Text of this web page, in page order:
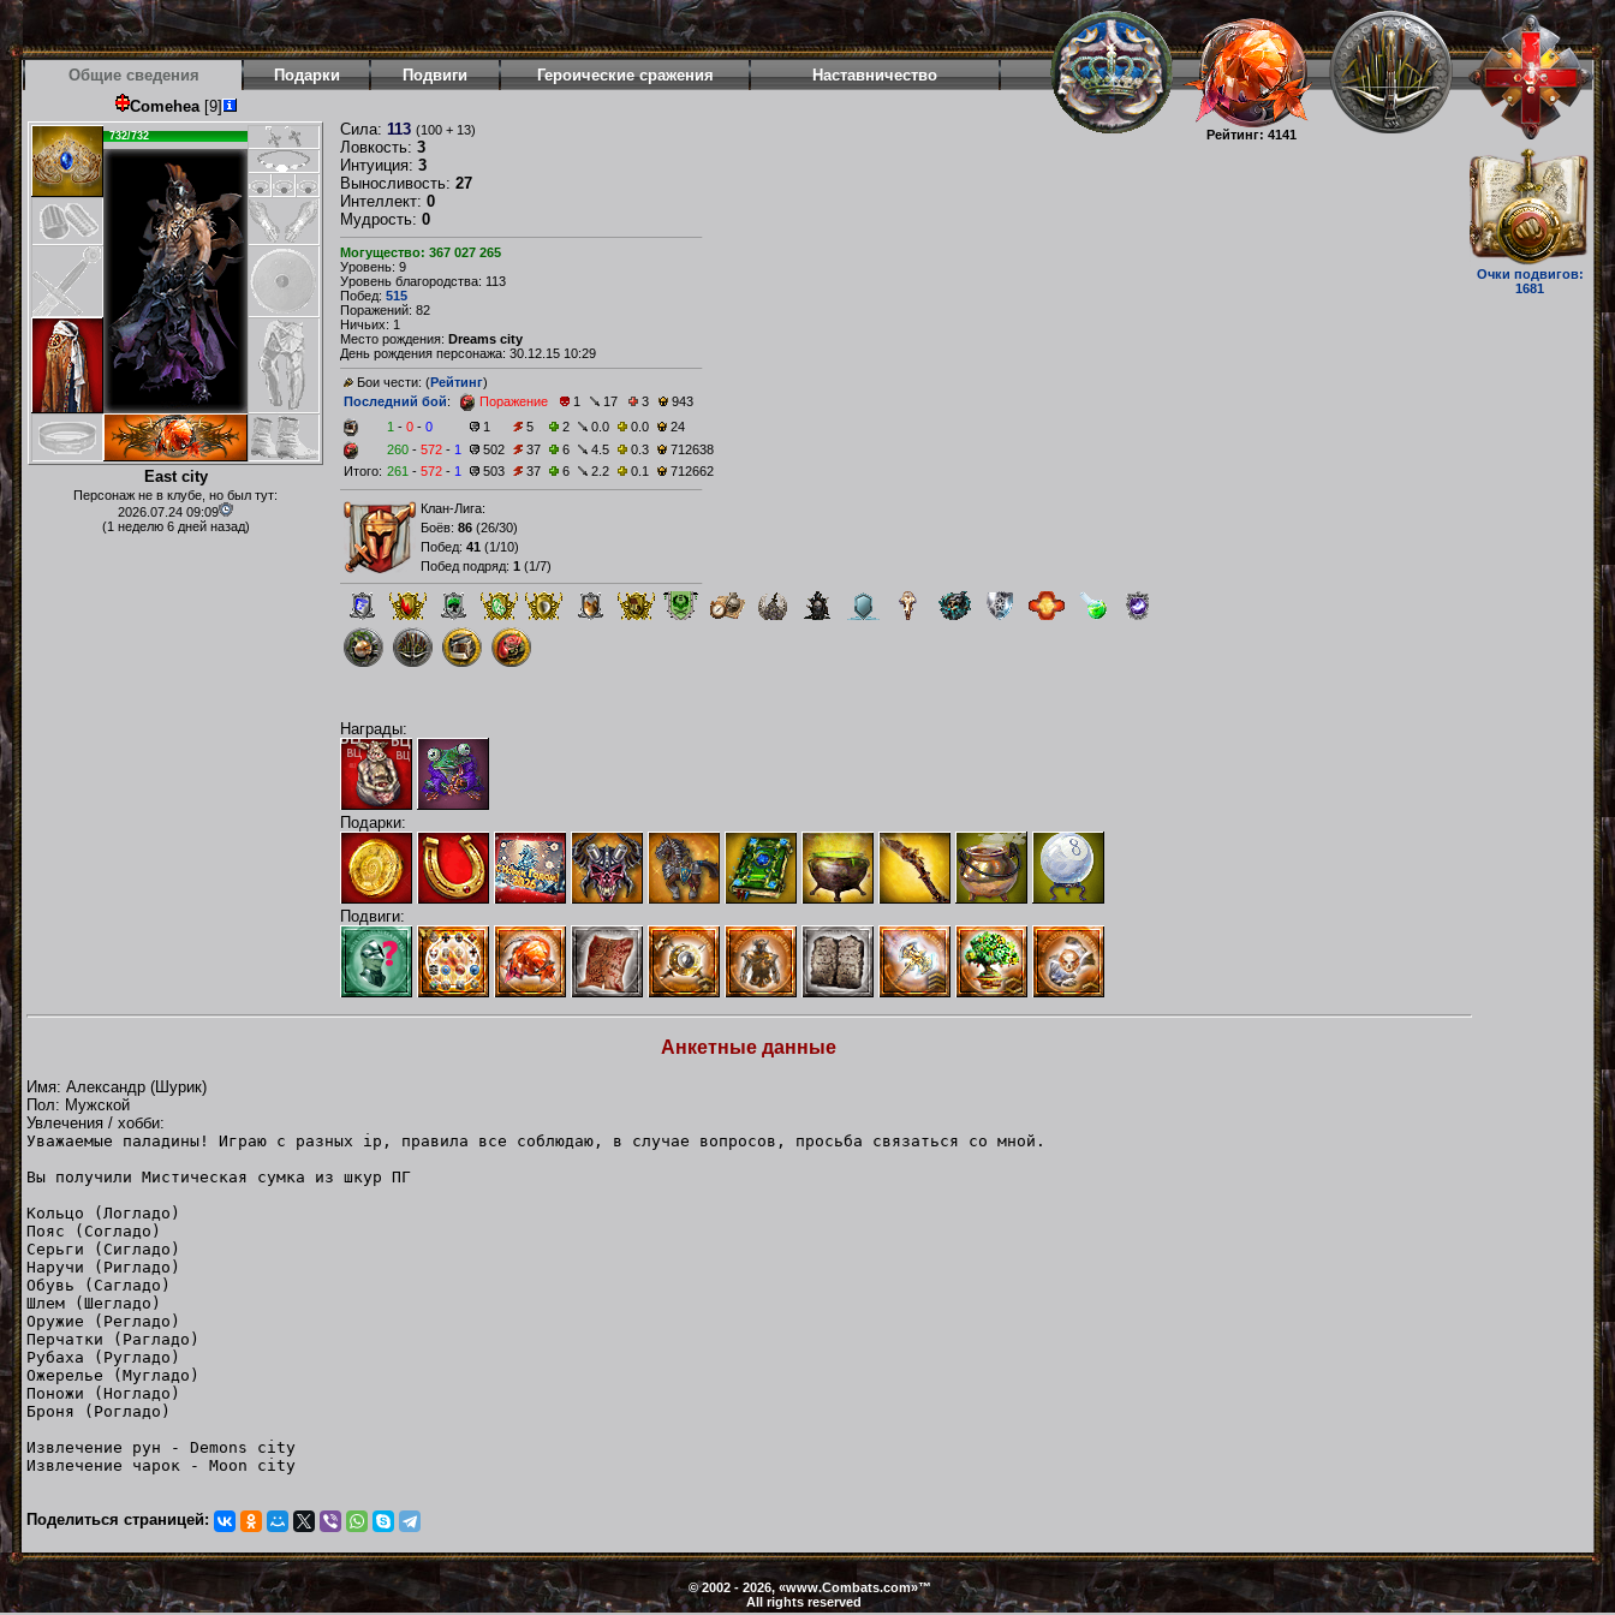
Рейтинг: 4141
Очки подвигов:
1681
Общие сведения Подарки Подвиги Героические сражения
Наставничество
Comehea[9]
732/732
East city
Персонаж не в клубе, но был тут:
2026.07.24 09:09
(1 неделю 6 дней назад)
Сила: 113 (100 + 13)
Ловкость: 3
Интуиция: 3
Выносливость: 27
Интеллект: 0
Мудрость: 0
Могущество: 367 027 265
Уровень: 9
Уровень благородства: 113
Побед: 515
Поражений: 82
Ничьих: 1
Место рождения: Dreams city
День рождения персонажа: 30.12.15 10:29
Бои чести: (Рейтинг)
Последний бой: Поражение 1 17 3
943
1 - 0 - 0 1 5 2 0.0 0.0
24
260 - 572 - 1 502 37 6 4.5 0.3
712638
Итого: 261 - 572 - 1 503 37 6 2.2 0.1 712662
Клан-Лига:
Боёв: 86 (26/30)
Побед: 41 (1/10)
Побед подряд: 1 (1/7)
Награды:
Подарки:
Подвиги:
Анкетные данные
Имя: Александр (Шурик)
Пол: Мужской
Увлечения / хобби:
Уважаемые паладины! Играю с разных ip, правила все соблюдаю, в случае вопросов, просьба связаться со мной.
Вы получили Мистическая сумка из шкур ПГ
Кольцо (Логладо)
Пояс (Согладо)
Серьги (Сигладо)
Наручи (Ригладо)
Обувь (Сагладо)
Шлем (Шегладо)
Оружие (Регладо)
Перчатки (Рагладо)
Рубаха (Ругладо)
Ожерелье (Мугладо)
Поножи (Ногладо)
Броня (Рогладо)
Извлечение рун - Demons city
Извлечение чарок - Moon city
Поделиться страницей:
© 2002 - 2026, «www.Combats.com»™
All rights reserved